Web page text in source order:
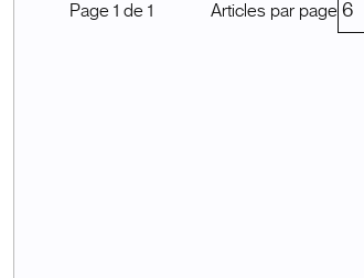
Page 1 de 1 Articles par page